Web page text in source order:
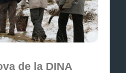
de la DINA